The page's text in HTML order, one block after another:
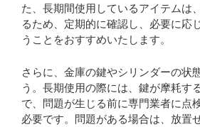
た、長期間使用しているアイテムは
るため、定期的に確認し、必要に応
うことをおすすめいたします。
さらに、金庫の鍵やシリンダーの状
う。長期使用の際には、鍵が摩耗す
で、問題が生じる前に専門業者に点
必要です。問題がある場合は、放置